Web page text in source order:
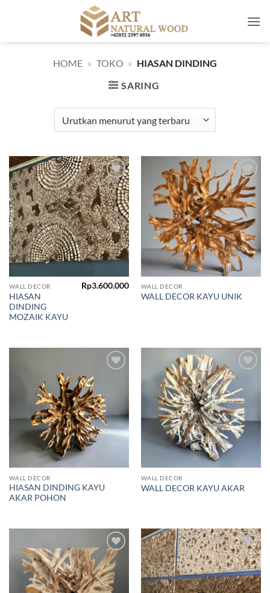
HOME » TOKO » HIASAN DINDING
SARING
Add to
wishlist
WALL DECOR
HIASAN
DINDING
MOZAIK KAYU
Rp3.600.000
Add to
wishlist
WALL DECOR
WALL DECOR KAYU UNIK
WALL DECOR
HIASAN DINDING KAYU
AKAR POHON
Add to
WALL DECOR
WALL DECOR KAYU AKAR
Add to
wishlist
Add to
wishlist